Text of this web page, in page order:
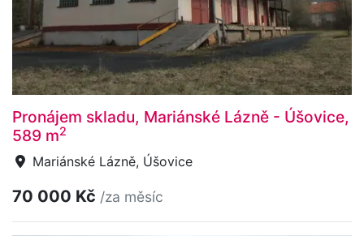
Pronájem skladu, Mariánské Lázně - Úšovice,
589 m2
Mariánské Lázně, Úšovice
70 000 Kč /za měsíc